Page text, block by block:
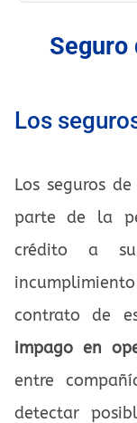
Seguro
Los
Los seguros
parte de la
crédito a
contrato de
impago en
entre
detectar